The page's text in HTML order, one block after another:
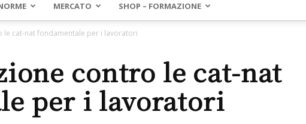
Assinews.it
MERCATO SHOP – FORMAZIONE
le cat-nat fondamentale per i lavoratori
contro le cat-nat
per i lavoratori